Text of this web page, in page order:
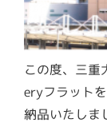
この度、三重
eryフラットを
納品いたしま